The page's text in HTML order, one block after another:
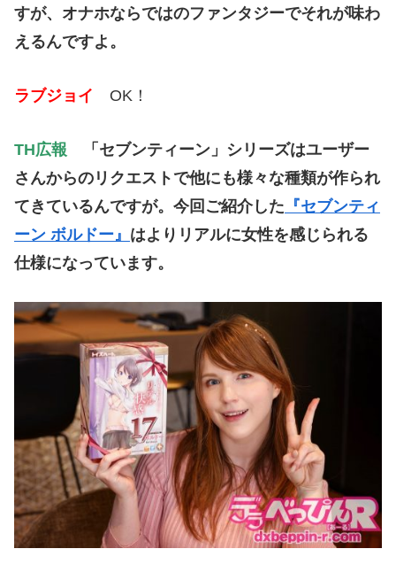
すが、オナホならではのファンタジーでそれが味わ
えるんですよ。
ラブジョイ OK！
TH広報 「セブンティーン」シリーズはユーザー
さんからのリクエストで他にも様々な種類が作られ
てきているんですが。今回ご紹介した 『セブンティ
ーン ボルドー』 はよりリアルに女性を感じられる
仕様になっています。